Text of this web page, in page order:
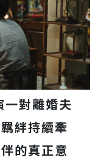
對離婚夫
絆持續牽
的真正意